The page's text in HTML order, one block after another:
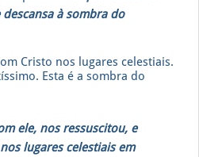
à sombra do
Cristo nos lugares celestiais.
Esta é a sombra do
ele, nos ressuscitou, e
lugares celestiais em